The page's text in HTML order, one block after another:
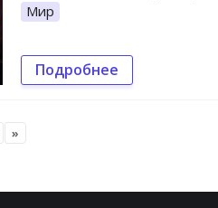
Мир
Подробнее
»